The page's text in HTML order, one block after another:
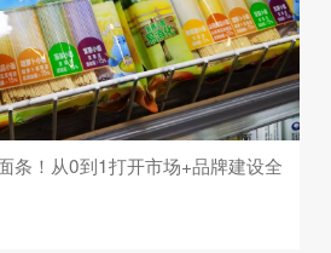
条！从0到1打开市场+品牌建设全